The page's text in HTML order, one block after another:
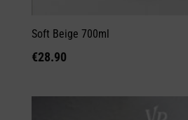
Soft Beige 700ml
€28.90